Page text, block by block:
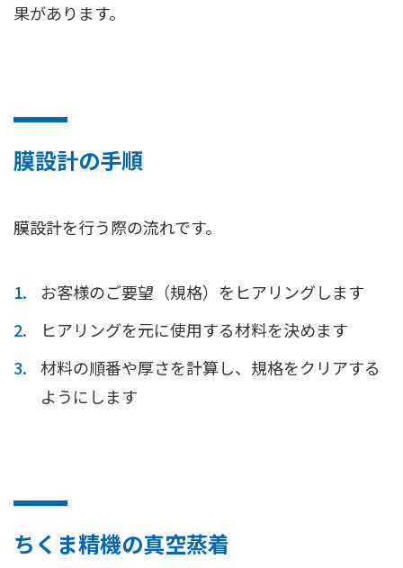
果があります。
膜設計の手順
膜設計を行う際の流れです。
お客様のご要望（規格）をヒアリングします
ヒアリングを元に使用する材料を決めます
材料の順番や厚さを計算し、規格をクリアする
ようにします
ちくま精機の真空蒸着